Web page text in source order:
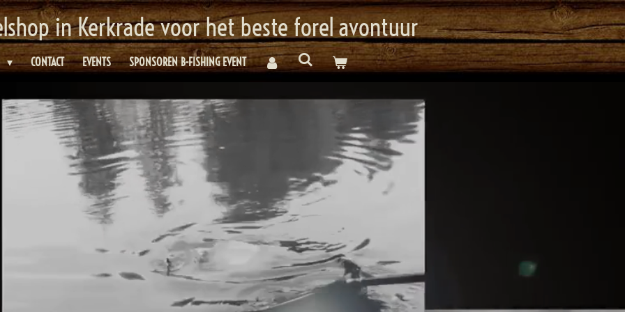
in Kerkrade voor het beste forel avontuur
CONTACT EVENTS SPONSOREN B-FISHING EVENT